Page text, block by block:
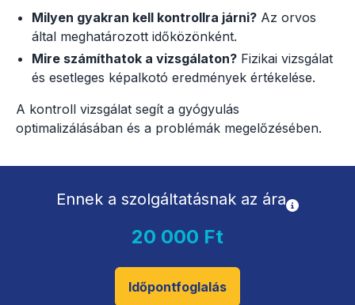
Milyen gyakran kell kontrollra járni? Az orvos
által meghatározott időközönként.
Mire számíthatok a vizsgálaton? Fizikai vizsgálat
és esetleges képalkotó eredmények értékelése.
A kontroll vizsgálat segít a gyógyulás
optimalizálásában és a problémák megelőzésében.
Ennek a szolgáltatásnak az ára
20 000 Ft
Időpontfoglalás